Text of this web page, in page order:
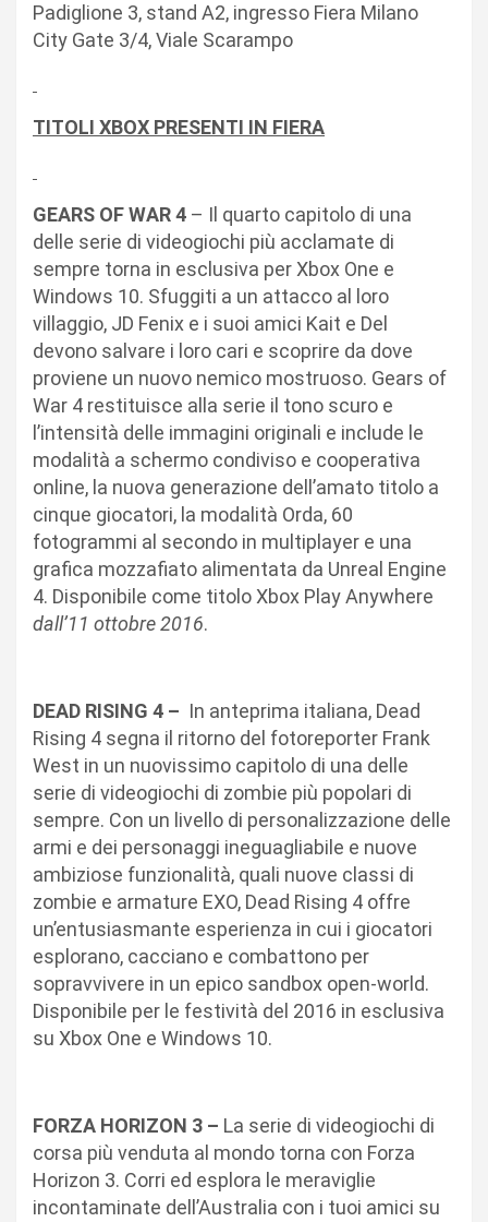
Padiglione 3, stand A2, ingresso Fiera Milano
City Gate 3/4, Viale Scarampo
TITOLI XBOX PRESENTI IN FIERA
GEARS OF WAR 4 – Il quarto capitolo di una
delle serie di videogiochi più acclamate di
sempre torna in esclusiva per Xbox One e
Windows 10. Sfuggiti a un attacco al loro
villaggio, JD Fenix e i suoi amici Kait e Del
devono salvare i loro cari e scoprire da dove
proviene un nuovo nemico mostruoso. Gears of
War 4 restituisce alla serie il tono scuro e
l’intensità delle immagini originali e include le
modalità a schermo condiviso e cooperativa
online, la nuova generazione dell’amato titolo a
cinque giocatori, la modalità Orda, 60
fotogrammi al secondo in multiplayer e una
grafica mozzafiato alimentata da Unreal Engine
4. Disponibile come titolo Xbox Play Anywhere
dall’11 ottobre 2016.
DEAD RISING 4 – In anteprima italiana, Dead
Rising 4 segna il ritorno del fotoreporter Frank
West in un nuovissimo capitolo di una delle
serie di videogiochi di zombie più popolari di
sempre. Con un livello di personalizzazione delle
armi e dei personaggi ineguagliabile e nuove
ambiziose funzionalità, quali nuove classi di
zombie e armature EXO, Dead Rising 4 offre
un’entusiasmante esperienza in cui i giocatori
esplorano, cacciano e combattono per
sopravvivere in un epico sandbox open-world.
Disponibile per le festività del 2016 in esclusiva
su Xbox One e Windows 10.
FORZA HORIZON 3 – La serie di videogiochi di
corsa più venduta al mondo torna con Forza
Horizon 3. Corri ed esplora le meraviglie
incontaminate dell’Australia con i tuoi amici su